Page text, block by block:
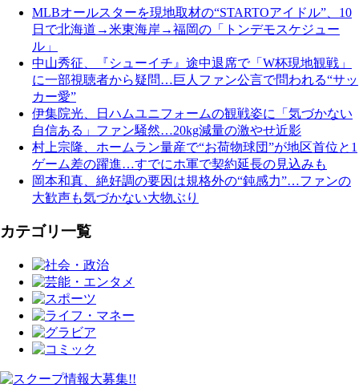
MLBオールスターを現地取材の“STARTOアイドル”、10
日で北海道→米東海岸→福岡の「トンデモスケジュー
ル」
中山秀征、『シューイチ』途中退席で「W杯現地観戦」
に一部視聴者から疑問…巨人ファン公言で問われる“サッ
カー愛”
伊集院光、日ハムユニフォームの観戦姿に「気づかない
自信ある」ファン騒然…20kg減量の激やせ近影
村上宗隆、ホームラン量産で“お荷物球団”が地区首位と1
ゲーム差の躍進…すでにホ軍で契約延長の見込みも
岡本和真、絶好調の要因は規格外の“鈍感力”…ファンの
大歓声も気づかない大物ぶり
カテゴリ一覧